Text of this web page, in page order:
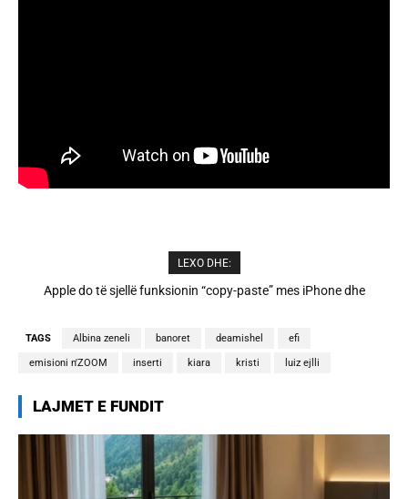
LEXO DHE:
Cristiano Ronaldo dhe Georgina martohen këtë të shtunë,
TAGS Albina zeneli banoret deamishel efi
emisioni n'ZOOM inserti kiara kristi luiz ejlli
LAJMET E FUNDIT